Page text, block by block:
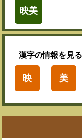
映美
漢字の情報を見る
映 美